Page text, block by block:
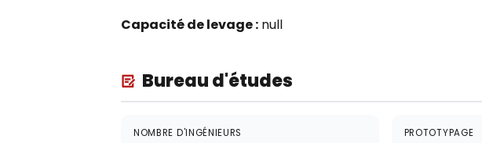
Capacité de levage : null
Bureau d'études
NOMBRE D'INGÉNIEURS PROTOTYPAGE